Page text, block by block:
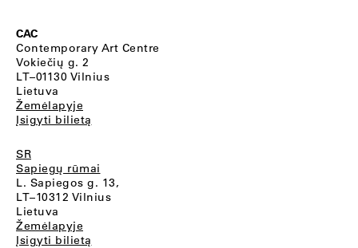
CAC
Contemporary Art Centre
Vokiečių g. 2
LT–01130 Vilnius
Lietuva
Žemėlapyje
Įsigyti bilietą
SR
Sapiegų rūmai
L. Sapiegos g. 13,
LT–10312 Vilnius
Lietuva
Žemėlapyje
Įsigyti bilietą